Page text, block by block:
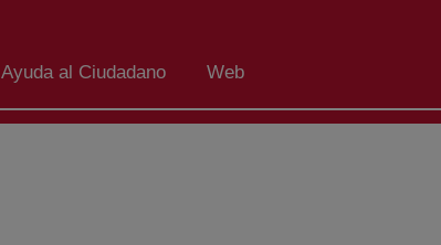
Ayuda al Ciudadano Web